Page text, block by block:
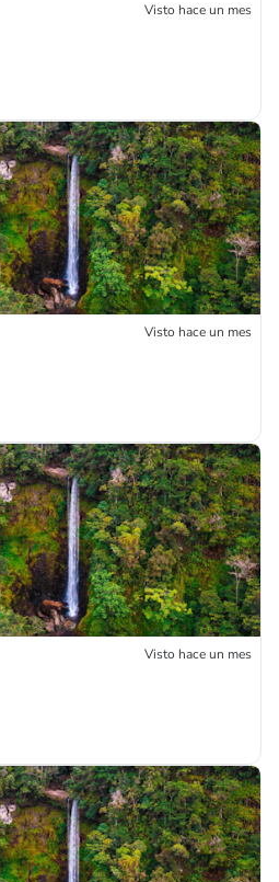
Visto hace un mes
Visto hace un mes
Visto hace un mes